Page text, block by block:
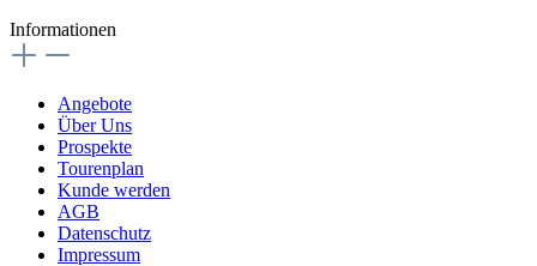
Informationen
Angebote
Über Uns
Prospekte
Tourenplan
Kunde werden
AGB
Datenschutz
Impressum